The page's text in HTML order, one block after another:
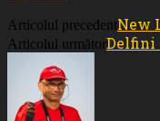
Articolul precedentNew
Articolul următorDelfini